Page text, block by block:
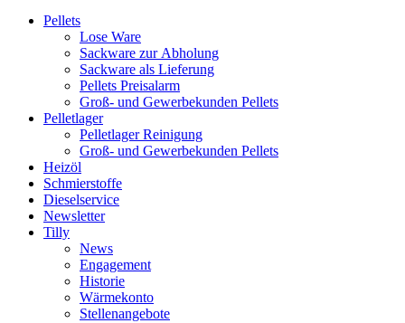
Pellets
Lose Ware
Sackware zur Abholung
Sackware als Lieferung
Pellets Preisalarm
Groß- und Gewerbekunden Pellets
Pelletlager
Pelletlager Reinigung
Groß- und Gewerbekunden Pellets
Heizöl
Schmierstoffe
Dieselservice
Newsletter
Tilly
News
Engagement
Historie
Wärmekonto
Stellenangebote